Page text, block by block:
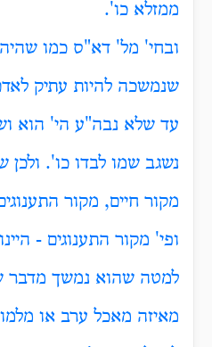
ממזלא כו'.
ובחי' מל' דא"ס כמו
שנמשכה להיות עתיק
עד שלא נבה"ע הי' הוא
נשגב שמו לבדו כו'. ולכן
מקור חיים, מקור
ופי' מקור התענוגים -
למטה שהוא נמשך מדבר
מאיזה מאכל ערב או